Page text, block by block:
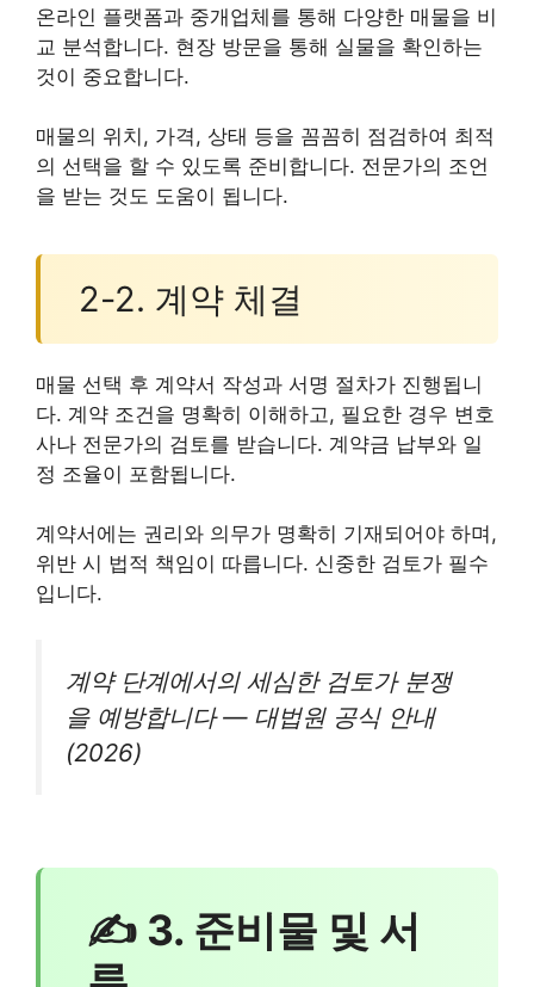
온라인 플랫폼과 중개업체를 통해 다양한 매물을 비
교 분석합니다. 현장 방문을 통해 실물을 확인하는
것이 중요합니다.
매물의 위치, 가격, 상태 등을 꼼꼼히 점검하여 최적
의 선택을 할 수 있도록 준비합니다. 전문가의 조언
을 받는 것도 도움이 됩니다.
2-2. 계약 체결
매물 선택 후 계약서 작성과 서명 절차가 진행됩니
다. 계약 조건을 명확히 이해하고, 필요한 경우 변호
사나 전문가의 검토를 받습니다. 계약금 납부와 일
정 조율이 포함됩니다.
계약서에는 권리와 의무가 명확히 기재되어야 하며,
위반 시 법적 책임이 따릅니다. 신중한 검토가 필수
입니다.
계약 단계에서의 세심한 검토가 분쟁
을 예방합니다 — 대법원 공식 안내
(2026)
✍ 3. 준비물 및 서